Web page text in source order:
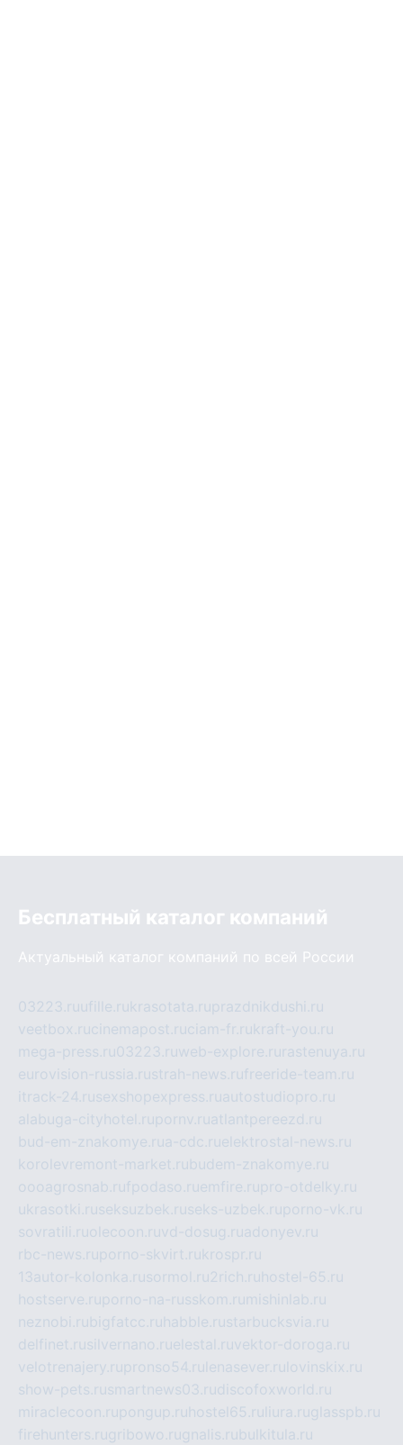
Бесплатный каталог компаний
Актуальный каталог компаний по всей России
03223.ruufille.rukrasotata.ruprazdnikdushi.ru
veetbox.rucinemapost.ruciam-fr.rukraft-you.ru
mega-press.ru03223.ruweb-explore.ru rastenuya.ru
eurovision-russia.rustrah-news.rufreeride-team.ru
itrack-24.rusexshopexpress.ruautostudiopro.ru
alabuga-cityhotel.rupornv.ruatlantpereezd.ru
bud-em-znakomye.rua-cdc.ruelektrostal-news.ru
korolevremont-market.rubudem-znakomye.ru
oooagrosnab.rufpodaso.ruemfire.rupro-otdelky.ru
ukrasotki.ruseksuzbek.ruseks-uzbek.ruporno-vk.ru
sovratili.ruolecoon.ruvd-dosug.ruadonyev.ru
rbc-news.ruporno-skvirt.rukrospr.ru
13autor-kolonka.rusormol.ru2rich.ru hostel-65.ru
hostserve.ruporno-na-russkom.ru mishinlab.ru
neznobi.rubigfatcc.ru habble.rustarbucksvia.ru
delfinet.rusilvernano.ruelestal.ruvektor-doroga.ru
velotrenajery.rupronso54.ru lenasever.ru lovinskix.ru
show-pets.rusmartnews03.rudiscofoxworld.ru
miraclecoon.rupongup.ru hostel65.ru liura.ruglasspb.ru
firehunters.rugribowo.rugnalis.rubulkitula.ru